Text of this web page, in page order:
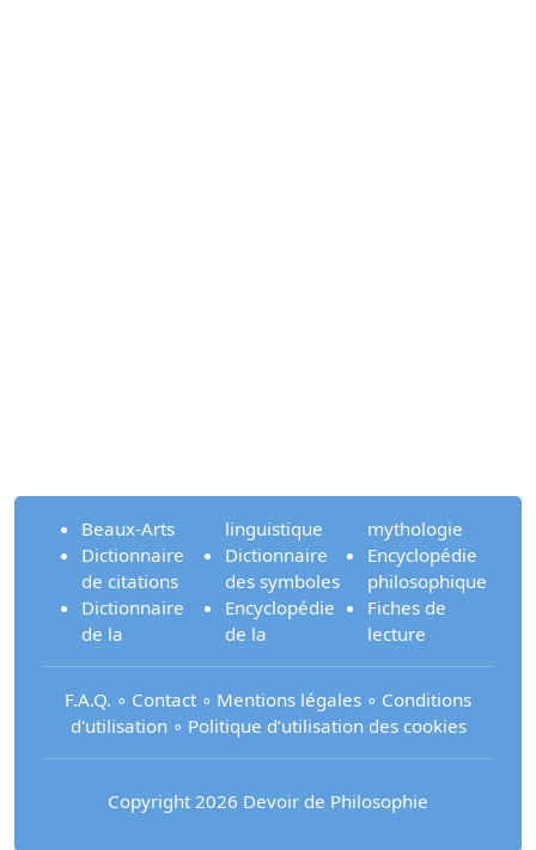
Beaux-Arts
Dictionnaire
de citations
Dictionnaire
de la
linguistique
Dictionnaire
des symboles
Encyclopédie
de la
mythologie
Encyclopédie
philosophique
Fiches de
lecture
F.A.Q. ∘ Contact ∘ Mentions légales ∘ Conditions
d'utilisation∘ Politique d’utilisation des cookies
Copyright 2026 Devoir de Philosophie